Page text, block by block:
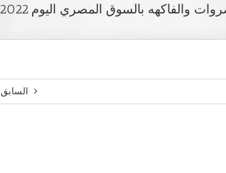
والفاكهه بالسوق المصري اليوم 28/12/2022
السابق